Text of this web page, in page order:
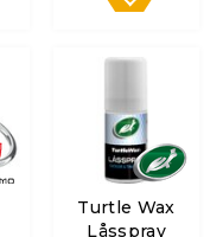
Turtle Wax
Låsspray